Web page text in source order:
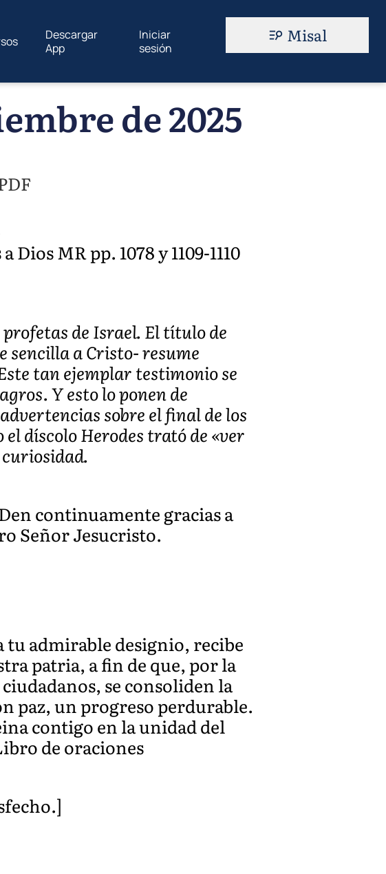
Descargar
App
Iniciar
sesión
Misal
de 2025
MR pp. 1078 y 1109-1110
de Israel. El título de
a Cristo- resume
tan ejemplar testimonio se
Y esto lo ponen de
sobre el final de los
díscolo Herodes trató de «ver
curiosidad.
continuamente gracias a
Señor Jesucristo.
tu admirable designio, recibe
patria, a fin de que, por la
se consoliden la
paz, un progreso perdurable.
contigo en la unidad del
de oraciones